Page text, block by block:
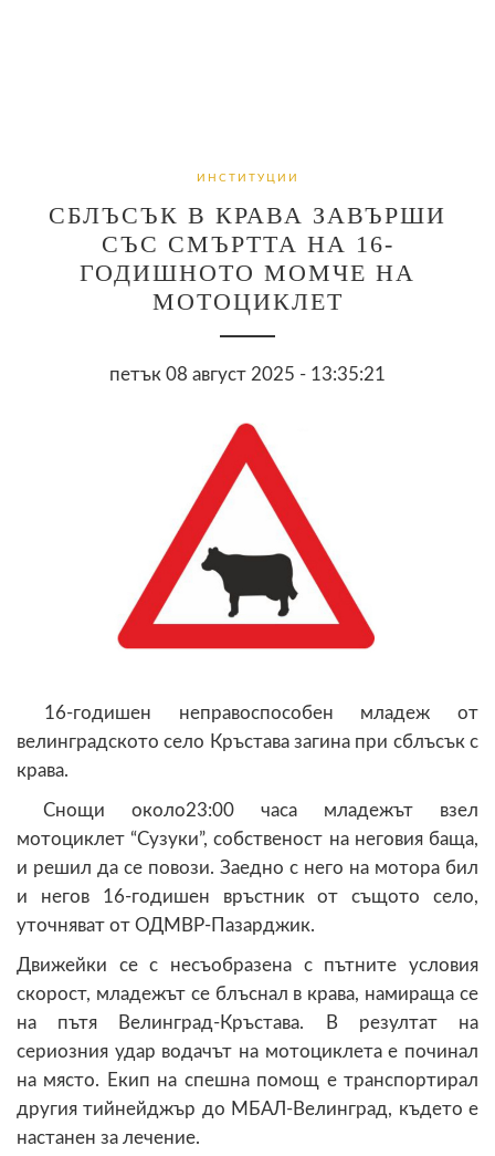
ИНСТИТУЦИИ
СБЛЪСЪК В КРАВА ЗАВЪРШИ
СЪС СМЪРТТА НА 16-
ГОДИШНОТО МОМЧЕ НА
МОТОЦИКЛЕТ
петък 08 август 2025 - 13:35:21
16-годишен неправоспособен младеж от
велинградското село Кръстава загина при сблъсък с
крава.
Снощи около23:00 часа младежът взел
мотоциклет “Сузуки”, собственост на неговия баща,
и решил да се повози. Заедно с него на мотора бил
и негов 16-годишен връстник от същото село,
уточняват от ОДМВР-Пазарджик.
Движейки се с несъобразена с пътните условия
скорост, младежът се блъснал в крава, намираща се
на пътя Велинград-Кръстава. В резултат на
сериозния удар водачът на мотоциклета е починал
на място. Екип на спешна помощ е транспортирал
другия тийнейджър до МБАЛ-Велинград, където е
настанен за лечение.